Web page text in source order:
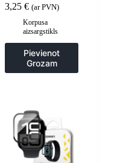
Note 14 4G
privātuma
aizsardzībai – 2 gab.
3,25€ (ar PVN)
Korpusa
aizsargstikls
Pievienot
Grozam